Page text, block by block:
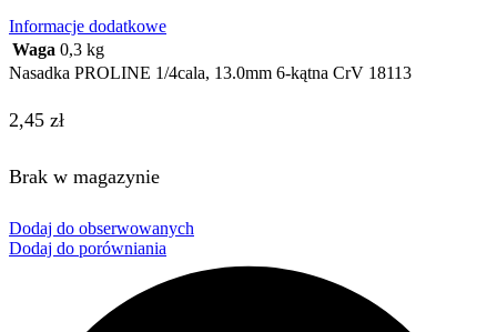
Informacje dodatkowe
Waga 0,3 kg
Nasadka PROLINE 1/4cala, 13.0mm 6-kątna CrV 18113
2,45 zł
Brak w magazynie
Dodaj do obserwowanych
Dodaj do porówniania